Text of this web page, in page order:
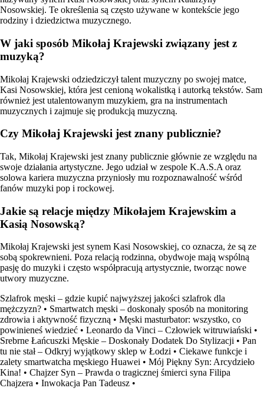
Nosowskiej. Te określenia są często używane w kontekście jego
rodziny i dziedzictwa muzycznego.
W jaki sposób Mikołaj Krajewski związany jest z
muzyką?
Mikołaj Krajewski odziedziczył talent muzyczny po swojej matce,
Kasi Nosowskiej, która jest cenioną wokalistką i autorką tekstów. Sam
również jest utalentowanym muzykiem, gra na instrumentach
muzycznych i zajmuje się produkcją muzyczną.
Czy Mikołaj Krajewski jest znany publicznie?
Tak, Mikołaj Krajewski jest znany publicznie głównie ze względu na
swoje działania artystyczne. Jego udział w zespole K.A.S.A oraz
solowa kariera muzyczna przyniosły mu rozpoznawalność wśród
fanów muzyki pop i rockowej.
Jakie są relacje między Mikołajem Krajewskim a
Kasią Nosowską?
Mikołaj Krajewski jest synem Kasi Nosowskiej, co oznacza, że są ze
sobą spokrewnieni. Poza relacją rodzinna, obydwoje mają wspólną
pasję do muzyki i często współpracują artystycznie, tworząc nowe
utwory muzyczne.
Szlafrok męski – gdzie kupić najwyższej jakości szlafrok dla
mężczyzn? • Smartwatch męski – doskonały sposób na monitoring
zdrowia i aktywność fizyczną • Męski masturbator: wszystko, co
powinieneś wiedzieć • Leonardo da Vinci – Człowiek witruwiański •
Srebrne Łańcuszki Męskie – Doskonały Dodatek Do Stylizacji • Pan
tu nie stał – Odkryj wyjątkowy sklep w Łodzi • Ciekawe funkcje i
zalety smartwatcha męskiego Huawei • Mój Piękny Syn: Arcydzieło
Kina! • Chajzer Syn – Prawda o tragicznej śmierci syna Filipa
Chajzera • Inwokacja Pan Tadeusz •